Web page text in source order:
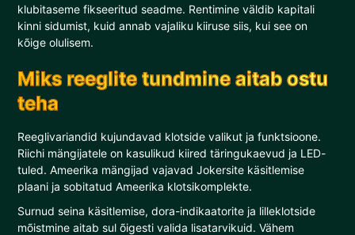
klubitaseme fikseeritud seadme. Rentimine väldib kapitali
kinni sidumist, kuid annab vajaliku kiiruse siis, kui see on
kõige olulisem.
Miks reeglite tundmine aitab ostu
teha
Reeglivariandid kujundavad klotside valikut ja funktsioone.
Riichi mängijatele on kasulikud kiired täringukaevud ja LED-
tuled. Ameerika mängijad vajavad Jokersite käsitlemise
plaani ja sobitatud Ameerika klotsikomplekte.
Surnud seina käsitlemise, dora-indikaatorite ja lilleklotside
mõistmine aitab sul õigesti valida lisatarvikuid. Vähem